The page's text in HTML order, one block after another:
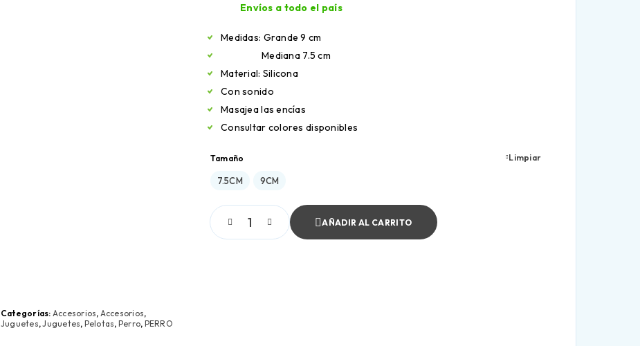
Categorías: Accesorios, Accesorios,
Juguetes,Juguetes, Pelotas, Perro, PERRO
Envíos a todo el país
Medidas: Grande 9 cm
Mediana 7.5 cm
Material: Silicona
Con sonido
Masajea las encías
Consultar colores disponibles
Tamaño
7.5CM 9CM
Limpiar
AÑADIR AL CARRITO